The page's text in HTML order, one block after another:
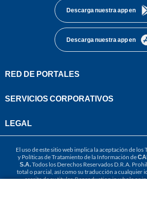
Descarga nuestra app en
Descarga nuestra app en
RED DE PORTALES
SERVICIOS CORPORATIVOS
LEGAL
El uso de este sitio web implica la aceptación de los
y Políticas de Tratamiento de la Información de
S.A.Todos los Derechos Reservados D.R.A.
total o parcial, así como su traducción a cualquier
escrita de su titular. Reproduction in whole or